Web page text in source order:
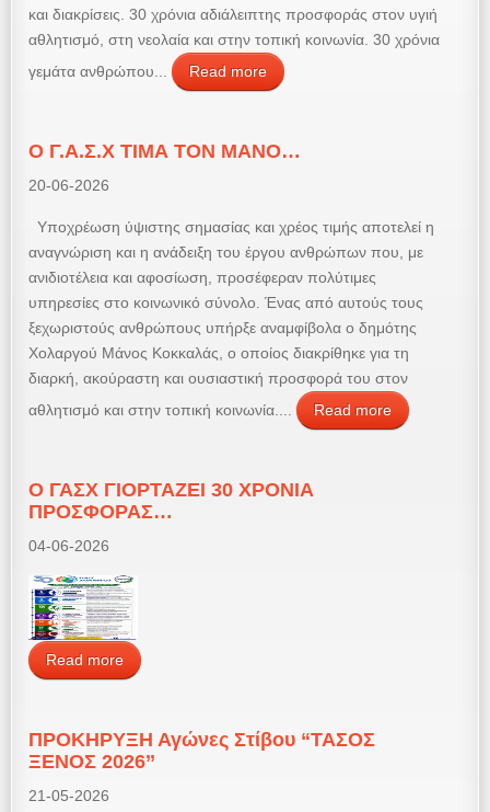
και διακρίσεις. 30 χρόνια αδιάλειπτης προσφοράς στον υγιή
αθλητισμό, στη νεολαία και στην τοπική κοινωνία. 30 χρόνια
γεμάτα ανθρώπου...
Read more
Ο Γ.Α.Σ.Χ ΤΙΜΑ ΤΟΝ ΜΑΝΟ…
20-06-2026
Υποχρέωση ύψιστης σημασίας και χρέος τιμής αποτελεί η
αναγνώριση και η ανάδειξη του έργου ανθρώπων που, με
ανιδιοτέλεια και αφοσίωση, προσέφεραν πολύτιμες
υπηρεσίες στο κοινωνικό σύνολο. Ένας από αυτούς τους
ξεχωριστούς ανθρώπους υπήρξε αναμφίβολα ο δημότης
Χολαργού Μάνος Κοκκαλάς, ο οποίος διακρίθηκε για τη
διαρκή, ακούραστη και ουσιαστική προσφορά του στον
αθλητισμό και στην τοπική κοινωνία....
Read more
Ο ΓΑΣΧ ΓΙΟΡΤΑΖΕΙ 30 ΧΡΟΝΙΑ
ΠΡΟΣΦΟΡΑΣ…
04-06-2026
Read more
ΠΡΟΚΗΡΥΞΗ Αγώνες Στίβου “ΤΑΣΟΣ
ΞΕΝΟΣ 2026’’
21-05-2026